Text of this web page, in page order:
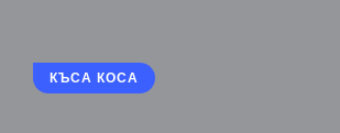
КЪСА КОСА